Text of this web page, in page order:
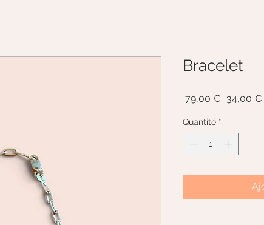
Bracelet
79,00 € Prix
34,00 €
Quantité *